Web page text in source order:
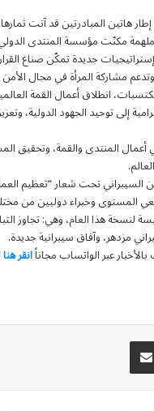
هاتين المبادرتين قد آتت
مكنّت مؤسسة المنتدى الدولي
جديدة تمكّن صناع
مشاركة المرأة في مجال الأمن
انطلاق أعمال القمة
إلى توحيد الجهود الدولية،
المنتدى والقمة، وتحقيق
السيبراني تحت شعار “تعظيم
وخبراء دوليين من
لنسخة هذا العام، وهي: تجاوز
مزدهر، وآفاق سيبرانية جديدة.
عبر الواتساب مجاناًانقر هنا
مشاركة عبر البريد